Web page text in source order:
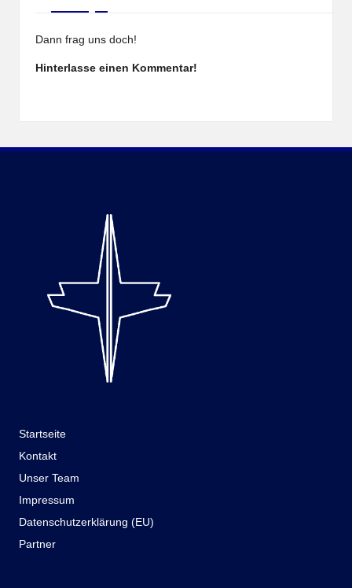
Dann frag uns doch!
Hinterlasse einen Kommentar!
Startseite
Kontakt
Unser Team
Impressum
Datenschutzerklärung (EU)
Partner